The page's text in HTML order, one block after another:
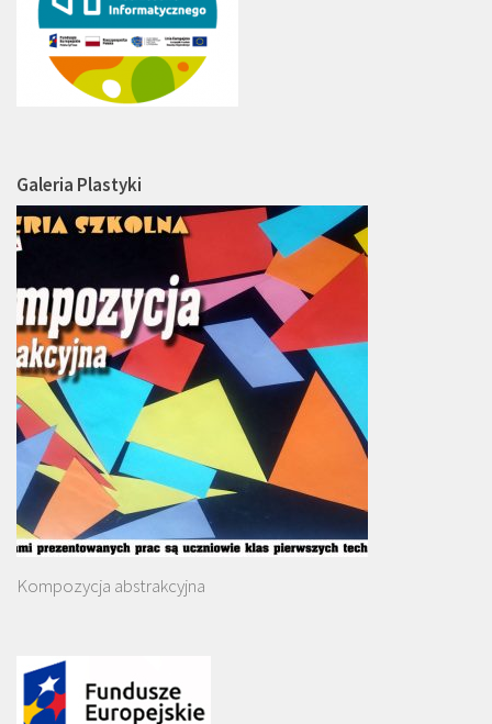
Galeria Plastyki
Kompozycja abstrakcyjna